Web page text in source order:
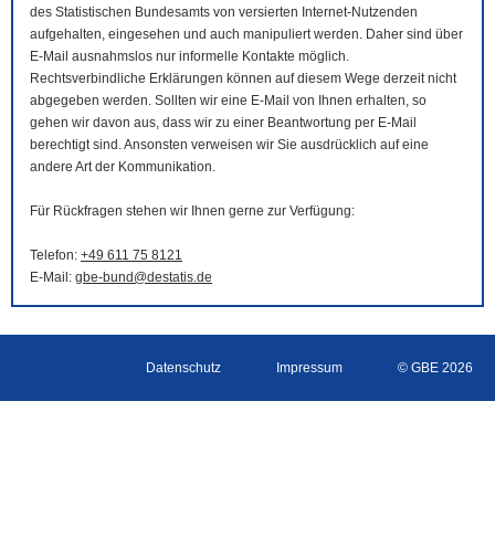
des Statistischen Bundesamts von versierten Internet-Nutzenden
aufgehalten, eingesehen und auch manipuliert werden. Daher sind über
E-Mail ausnahmslos nur informelle Kontakte möglich.
Rechtsverbindliche Erklärungen können auf diesem Wege derzeit nicht
abgegeben werden. Sollten wir eine E-Mail von Ihnen erhalten, so
gehen wir davon aus, dass wir zu einer Beantwortung per E-Mail
berechtigt sind. Ansonsten verweisen wir Sie ausdrücklich auf eine
andere Art der Kommunikation.
Für Rückfragen stehen wir Ihnen gerne zur Verfügung:
Telefon: +49 611 75 8121
E-Mail : gbe-bund@destatis.de
Datenschutz Impressum © GBE 2026